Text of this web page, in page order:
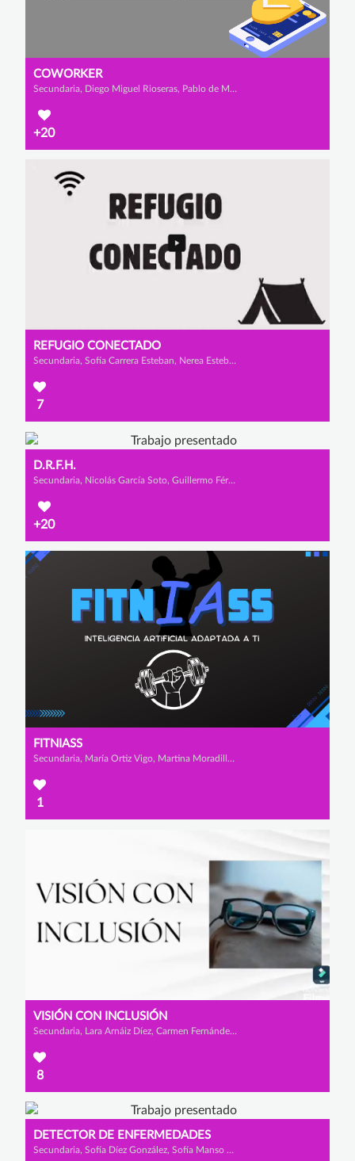
COWORKER
Secundaria, Diego Miguel Rioseras, Pablo de Miguel Burgos y Darío Lope Villegas
+20
REFUGIO CONECTADO
Secundaria, Sofía Carrera Esteban, Nerea Esteban Martínez y Valeria Grande Sánchez
7
D.R.F.H.
Secundaria, Nicolás García Soto, Guillermo Férnandez García y Miguel Aguado Ceballos
+20
FITNIASS
Secundaria, María Ortiz Vigo, Martina Moradillo Diez y Iraia Villanueva López
1
VISIÓN CON INCLUSIÓN
Secundaria, Lara Arnáiz Díez, Carmen Fernández García y Martina Pérez Herrero
8
DETECTOR DE ENFERMEDADES
Secundaria, Sofía Díez González, Sofía Manso San José y Ana Pérez Pedreguera